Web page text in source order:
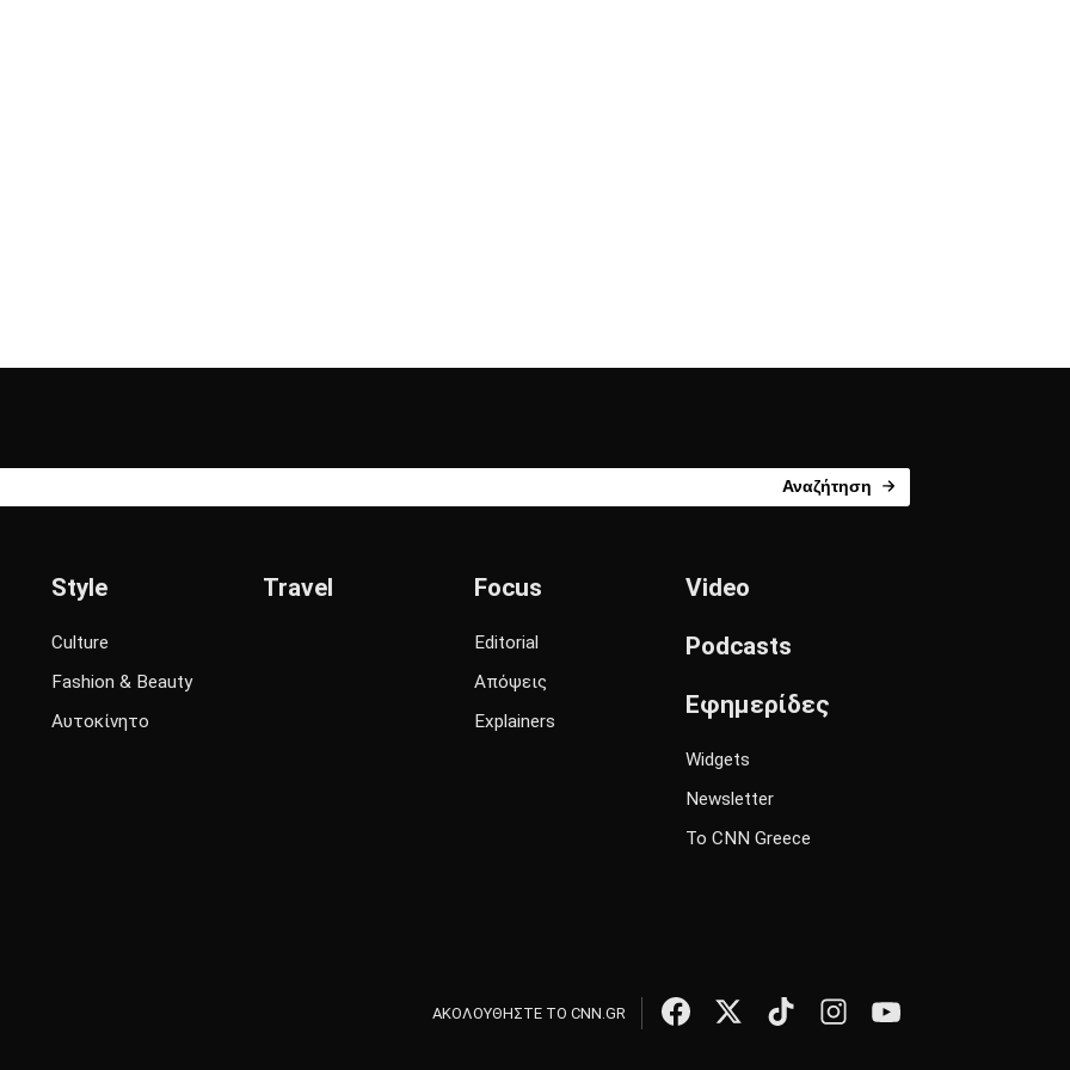
Αναζήτηση
Style
Culture
Fashion & Beauty
Αυτοκίνητο
Travel Focus
Editorial
Απόψεις
Explainers
Video
Podcasts
Εφημερίδες
Widgets
Newsletter
Το CNN Greece
ΑΚΟΛΟΥΘΗΣΤΕ ΤΟ CNN.GR